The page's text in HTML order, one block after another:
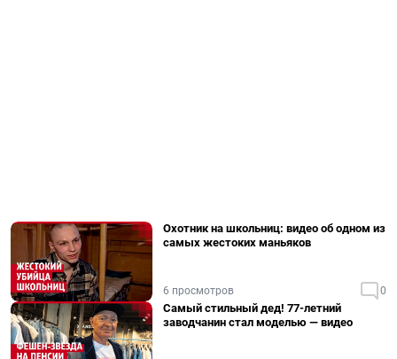
Охотник на школьниц: видео об одном из
самых жестоких маньяков
6 просмотров 0
Самый стильный дед! 77-летний
заводчанин стал моделью — видео